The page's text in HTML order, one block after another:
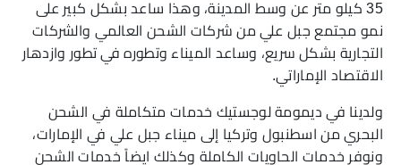
35 كيلو متر عن وسط المدينة، وهذا ساعد بشكل كبير على
نمو مجتمع جبل علي من شركات الشحن العالمي والشركات
التجارية بشكل سريع، وساعد الميناء وتطوره في تطور وازدهار
الاقتصاد الإماراتي.
ولدينا في ديمومة لوجستيك خدمات متكاملة في الشحن
البحري من اسطنبول وتركيا إلى ميناء جبل علي في الإمارات،
ونوفر خدمات الحاويات الكاملة وكذلك ايضاً خدمات الشحن